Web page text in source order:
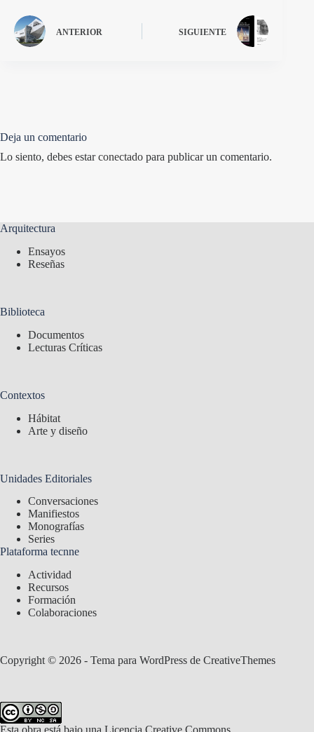
ANTERIOR SIGUIENTE
Deja un comentario
Lo siento, debes estarconectado para publicar un comentario.
Arquitectura
Ensayos
Reseñas
Biblioteca
Documentos
Lecturas Críticas
Contextos
Hábitat
Arte y diseño
Unidades Editoriales
Conversaciones
Manifiestos
Monografías
Series
Plataforma tecnne
Actividad
Recursos
Formación
Colaboraciones
Copyright © 2026 - Tema para WordPress de CreativeThemes